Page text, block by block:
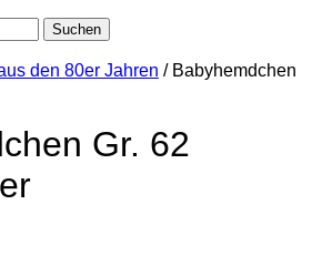
den 80er Jahren / Babyhemdchen
Gr. 62